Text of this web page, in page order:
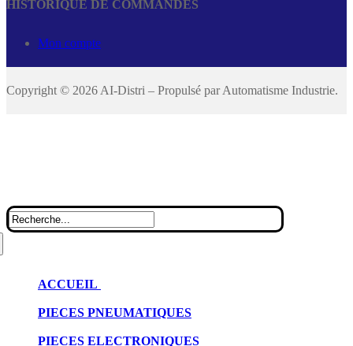
HISTORIQUE DE COMMANDES
Mon compte
Copyright © 2026 AI-Distri – Propulsé par Automatisme Industrie.
ACCUEIL
Automatisme Industrie
PIECES PNEUMATIQUES
PIECES ELECTRONIQUES